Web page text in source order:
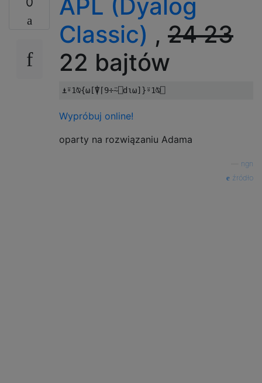
APL (Dyalog
Classic) , 2423
22 bajtów
⍎⍤1⍉{⍵[⍒⌈9÷⍨⎕ d ⍳⍵]}⍤1⍉⎕
Wypróbuj online!
oparty na rozwiązaniu Adama
ngn
źródło